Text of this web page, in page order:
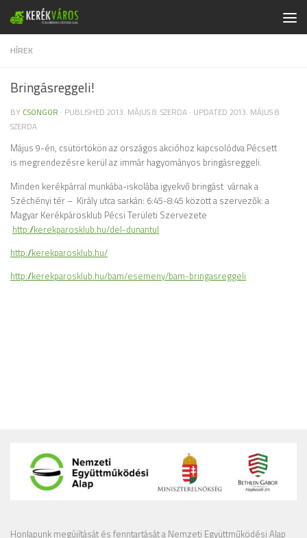
Skip to content
HÍREK
Bringásreggeli!
BY CSONGOR · PUBLISHED 2013. MÁJUS 8. SZERDA · UPDATED 2013. MÁJUS 8.
SZERDA
Május 9-én, csütörtökön az országos akcióhoz kapcsolódva Pécsett
is megrendezésre kerül az immár hagyományos bringásreggeli.
Minden kerékpárral munkába-iskolába igyekvő bringást várnak a
Széchényi tér – Király utca sarkán: 6:45-8:45 között a szervezők: a
Magyar Kerékpárosklub Pécsi Területi Szervezete
http://kerekparosklub.hu/del-dunantul
http://kerekparosklub.hu/
http://kerekparosklub.hu/bam/esemeny/bam-bringasreggeli
Honlapunk megújítását és fenntartását a Nemzeti Együttműködési Alap